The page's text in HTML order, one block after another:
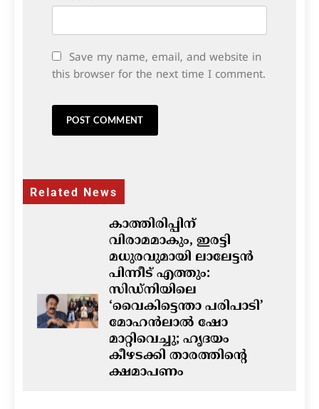
Save my name, email, and website in
this browser for the next time I comment.
Related News
കാത്തിരിപ്പിന്
വിരാമമാകും, ഇരട്ടി
മധുരവുമായി ലാലേട്ടൻ
പിന്നീട് എത്തും:
സിഡ്നിയിലെ
‘വൈകിട്ടെന്താ പരിപാടി’
മോഹൻലാൽ ഷോ
മാറ്റിവെച്ചു; ഹൃദയം
കീഴടക്കി താരത്തിന്റെ
ക്ഷമാപണം